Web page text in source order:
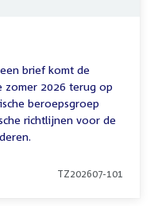
brief komt de
zomer 2026 terug op
beroepsgroep
richtlijnen voor de
TZ202607-101